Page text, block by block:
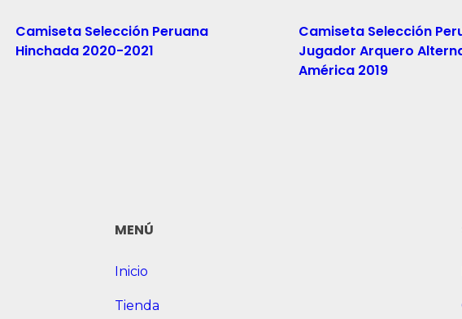
Camiseta Selección Peruana
Hinchada 2020-2021
Camiseta Selección
Jugador Arquero
América 2019
MENÚ
Inicio
Tienda